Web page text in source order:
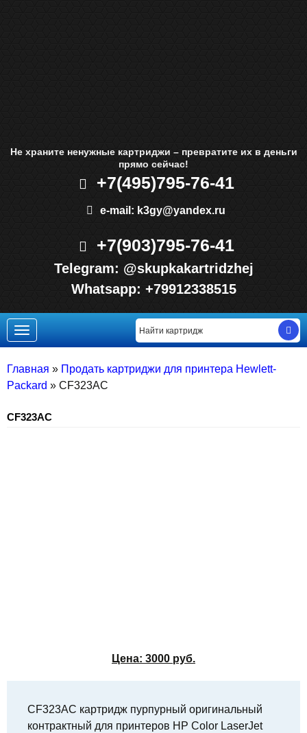
Не храните ненужные картриджи – превратите их в деньги
прямо сейчас!
+7(495)795-76-41
e-mail: k3gy@yandex.ru
+7(903)795-76-41
Telegram: @skupkakartridzhej
Whatsapp: +79912338515
Toggle
navigation
Главная » Продать картриджи для принтера Hewlett-
Packard » CF323AC
CF323AC
Цена: 3000 руб.
CF323AC картридж пурпурный оригинальный
контрактный для принтеров HP Color LaserJet